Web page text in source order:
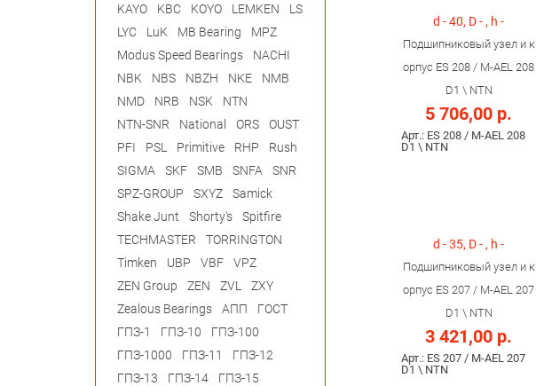
d - 40, D - , h -
Подшипниковый узел и к
орпус ES 208 / M-AEL 208
D1 \ NTN
5 706,00 р.
Арт.: ES 208 / M-AEL 208
D1 \ NTN
d - 35, D - , h -
Подшипниковый узел и к
орпус ES 207 / M-AEL 207
D1 \ NTN
3 421,00 р.
Арт.: ES 207 / M-AEL 207
D1 \ NTN
KAYO
KBC KOYO LEMKEN
LS
LYC
LuK MB Bearing
MPZ
Modus Speed Bearings
NACHI
NBK
NBS NBZH NKE
NMB
NMD
NRB NSK
NTN
NTN-SNR
National ORS
OUST
PFI
PSL Primitive RHP
Rush
SIGMA
SKF SMB SNFA
SNR
SPZ-GROUP
SXYZ
Samick
Shake Junt
Shorty's
Spitfire
TECHMASTER
TORRINGTON
Timken
UBP VBF
VPZ
ZEN Group
ZEN ZVL
ZXY
Zealous Bearings
АПП
ГОСТ
ГПЗ-1
ГПЗ-10
ГПЗ-100
ГПЗ-1000
ГПЗ-11
ГПЗ-12
ГПЗ-13
ГПЗ-14
ГПЗ-15